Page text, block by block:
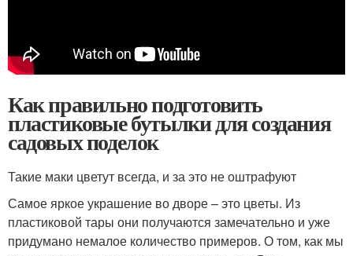
Как правильно подготовить
пластиковые бутылки для создания
садовых поделок
Такие маки цветут всегда, и за это не оштрафуют
Самое яркое украшение во дворе – это цветы. Из
пластиковой тары они получаются замечательно и уже
придумано немалое количество примеров. О том, как мы